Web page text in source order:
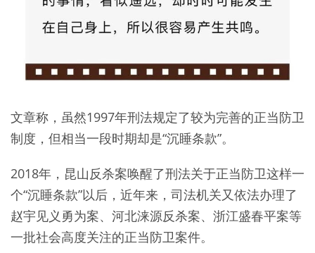
文章称，虽然1997年刑法规定了较为完善的正当防卫
制度，但相当一段时期却是“沉睡条款”。
2018年，昆山反杀案唤醒了刑法关于正当防卫这样一
个“沉睡条款”以后，近年来，司法机关又依法办理了
赵宇见义勇为案、河北涞源反杀案、浙江盛春平案等
一批社会高度关注的正当防卫案件。